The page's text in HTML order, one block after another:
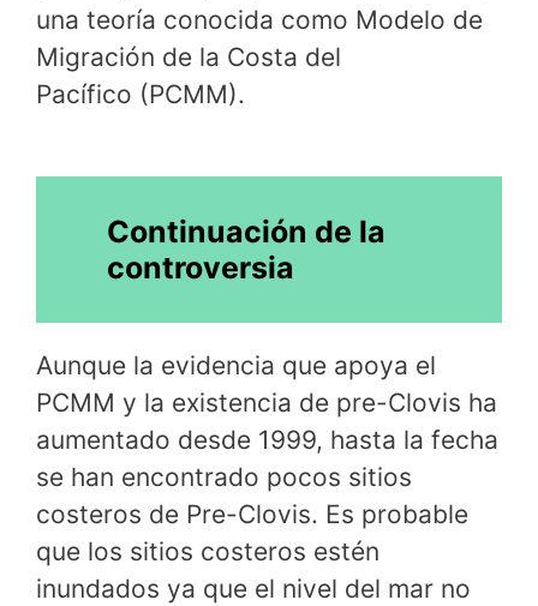
una teoría conocida como Modelo de
Migración de la Costa del
Pacífico (PCMM).
Continuación de la
controversia
Aunque la evidencia que apoya el
PCMM y la existencia de pre-Clovis ha
aumentado desde 1999, hasta la fecha
se han encontrado pocos sitios
costeros de Pre-Clovis. Es probable
que los sitios costeros estén
inundados ya que el nivel del mar no